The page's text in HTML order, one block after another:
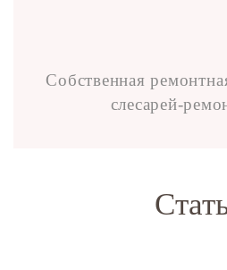
Собственная
слесарей-